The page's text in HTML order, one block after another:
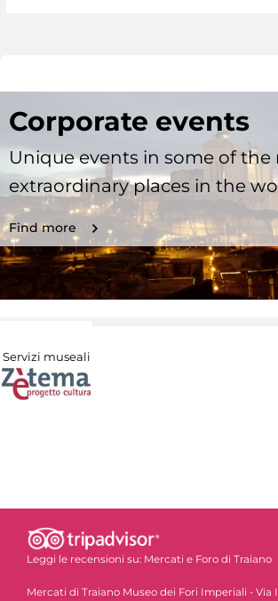
Corporate events
Unique events in some of the
extraordinary places in the
Find more
Servizi museali
Leggi le recensioni su: Mercati e Foro di Traiano
Mercati di Traiano Museo dei Fori Imperiali - Via